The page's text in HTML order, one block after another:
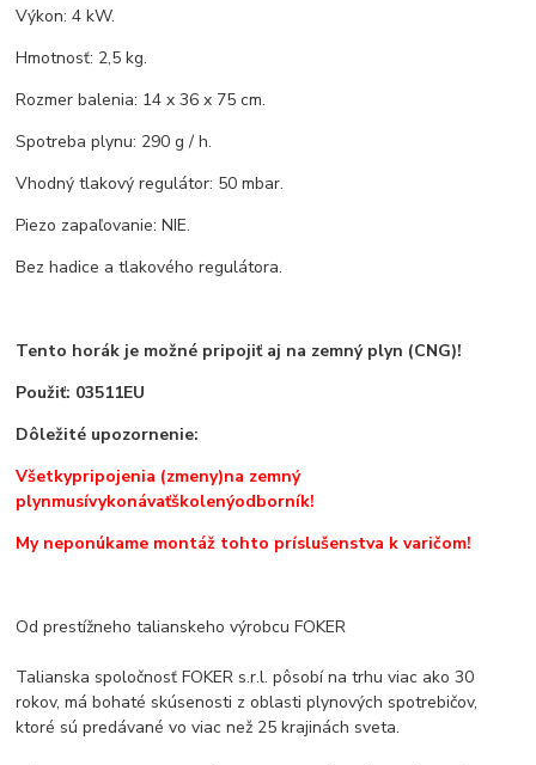
Výkon: 4 kW.
Hmotnosť: 2,5 kg.
Rozmer balenia: 14 x 36 x 75 cm.
Spotreba plynu: 290 g / h.
Vhodný tlakový regulátor: 50 mbar.
Piezo zapaľovanie: NIE.
Bez hadice a tlakového regulátora.
Tento horák je možné pripojiť aj na zemný plyn (CNG)!
Použiť: 03511EU
Dôležité upozornenie:
Všetkypripojenia (zmeny)na zemný
plynmusívykonávaťškolenýodborník!
My neponúkame montáž tohto príslušenstva k varičom!
Od prestížneho talianskeho výrobcu FOKER
Talianska spoločnosť FOKER s.r.l. pôsobí na trhu viac ako 30
rokov, má bohaté skúsenosti z oblasti plynových spotrebičov,
ktoré sú predávané vo viac než 25 krajinách sveta.